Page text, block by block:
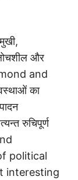
और
and
का
रुचिपूर्ण
political
interesting